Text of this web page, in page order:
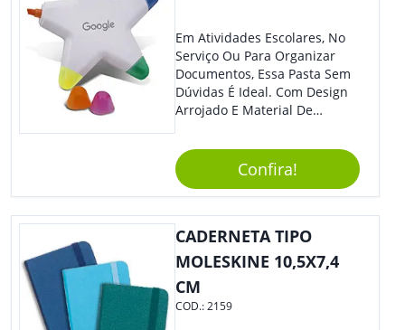
Em Atividades Escolares, No
Serviço Ou Para Organizar
Documentos, Essa Pasta Sem
Dúvidas É Ideal. Com Design
Arrojado E Material De
Prático E Agradará Todos Os
Seus Clientes. Leve Sua Marca
À Eventos E Feiras
Corporativas Em Um Item
Moderno E Util.
Confira!
CADERNETA TIPO
MOLESKINE 10,5X7,4
CM
COD.:2159